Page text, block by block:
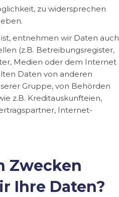
zu widersprechen
entnehmen wir Daten auch
(z.B. Betreibungsregister,
Medien oder dem Internet
Daten von anderen
Gruppe, von Behörden
z.B. Kreditauskunfteien,
Internet-
Zwecken
Ihre Daten?